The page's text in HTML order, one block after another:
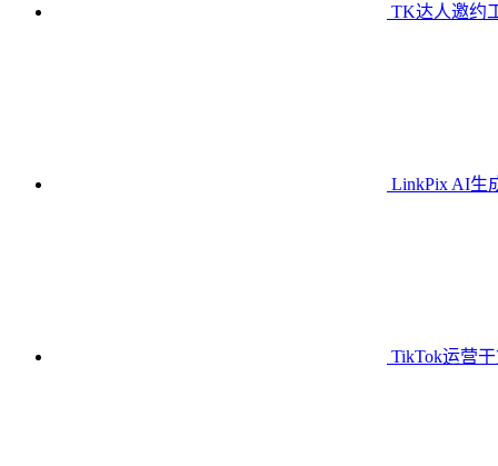
TK达人邀约
LinkPix AI生
TikTok运营